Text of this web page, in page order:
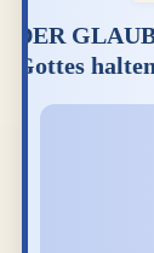
DER
Gottes halten